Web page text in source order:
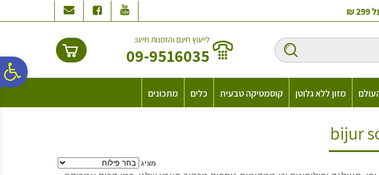
נגישות
אתר
המרכזי
₪
לייעוץ חינם והזמנות חייגו:
09-9516035
מזון ללא גלוטן קוסמטיקה טבעית כלים מתכונים
bijur
מציג